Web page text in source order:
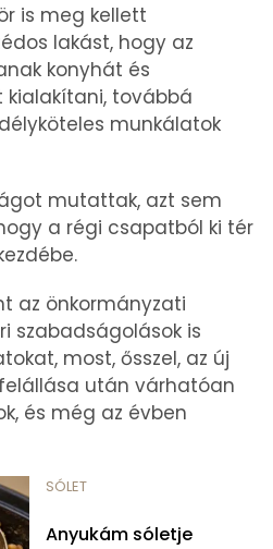
is meg kellett
lakást, hogy az
konyhát és
kialakítani, továbbá
munkálatok
mutattak, azt sem
a régi csapatból ki tér
az önkormányzati
szabadságolások is
most, ősszel, az új
után várhatóan
és még az évben
SÓLET
Anyukám sóletje